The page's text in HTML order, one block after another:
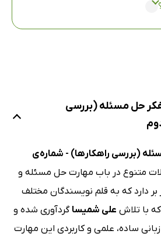
حل مسئله (بررسی
(بررسی راهکارها) - شماره‌ی
متنوع در باب مهارت حل مسئله و
دارد که به قلم نویسندگان مختلف
با تلاش علی شمیسا گردآوری شده و
ساده، علمی و کاربردی این مهارت